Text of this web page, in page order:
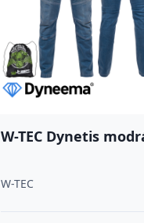
W-TEC Dynetis
W-TEC